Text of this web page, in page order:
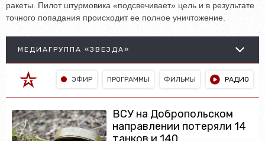
ракеты. Пилот штурмовика «подсвечивает» цель и в результате
точного попадания происходит ее полное уничтожение.